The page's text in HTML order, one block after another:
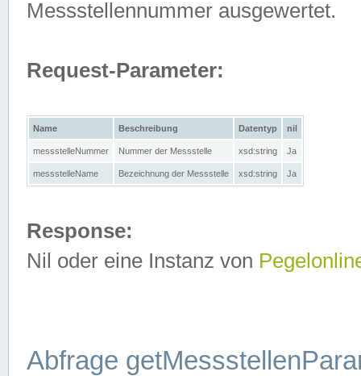
Messstellennummer ausgewertet.
Request-Parameter:
Name Beschreibung Datentyp nil
messstelleNummer Nummer der Messstelle xsd:string Ja
messstelleName Bezeichnung der Messstelle xsd:string Ja
Response:
Nil oder eine Instanz von
Abfrage